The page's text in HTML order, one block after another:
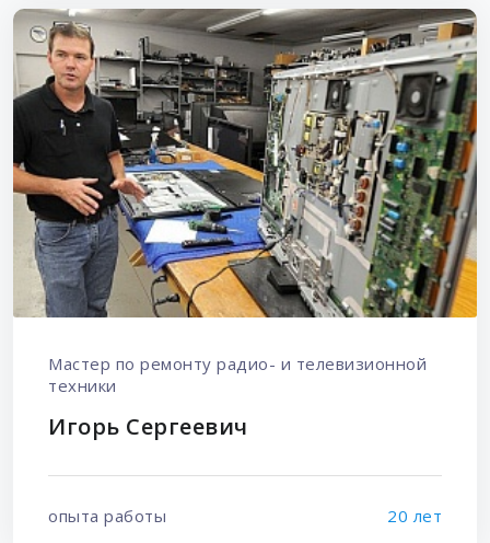
Мастер по ремонту радио- и телевизионной
техники
Игорь Сергеевич
опыта работы 20 лет